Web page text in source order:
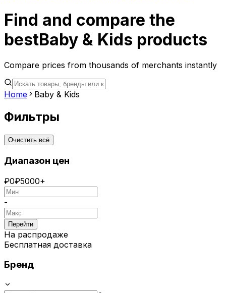
Find and compare the
bestBaby & Kids products
Compare prices from thousands of merchants instantly
Home Baby & Kids
Фильтры
Очистить всё
Диапазон цен
₽0₽5000+
-
Перейти
На распродаже
Бесплатная доставка
Бренд